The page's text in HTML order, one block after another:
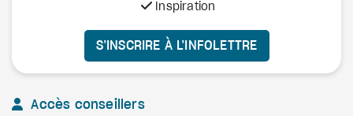
Inspiration
S’INSCRIRE À L’INFOLETTRE
Accès conseillers